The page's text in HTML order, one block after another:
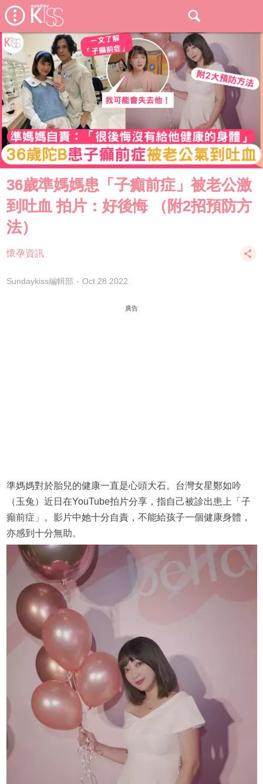
36歲準媽媽患「子癲前症」被老公激
到吐血 拍片：好後悔 （附2招預防方
法）
懷孕資訊
Sundaykiss編輯部 Oct 28 2022
廣告
準媽媽對於胎兒的健康一直是心頭大石。台灣女星鄭如吟
（玉兔）近日在YouTube拍片分享，指自己被診出患上「子
癲前症」。影片中她十分自責，不能給孩子一個健康身體，
亦感到十分無助。